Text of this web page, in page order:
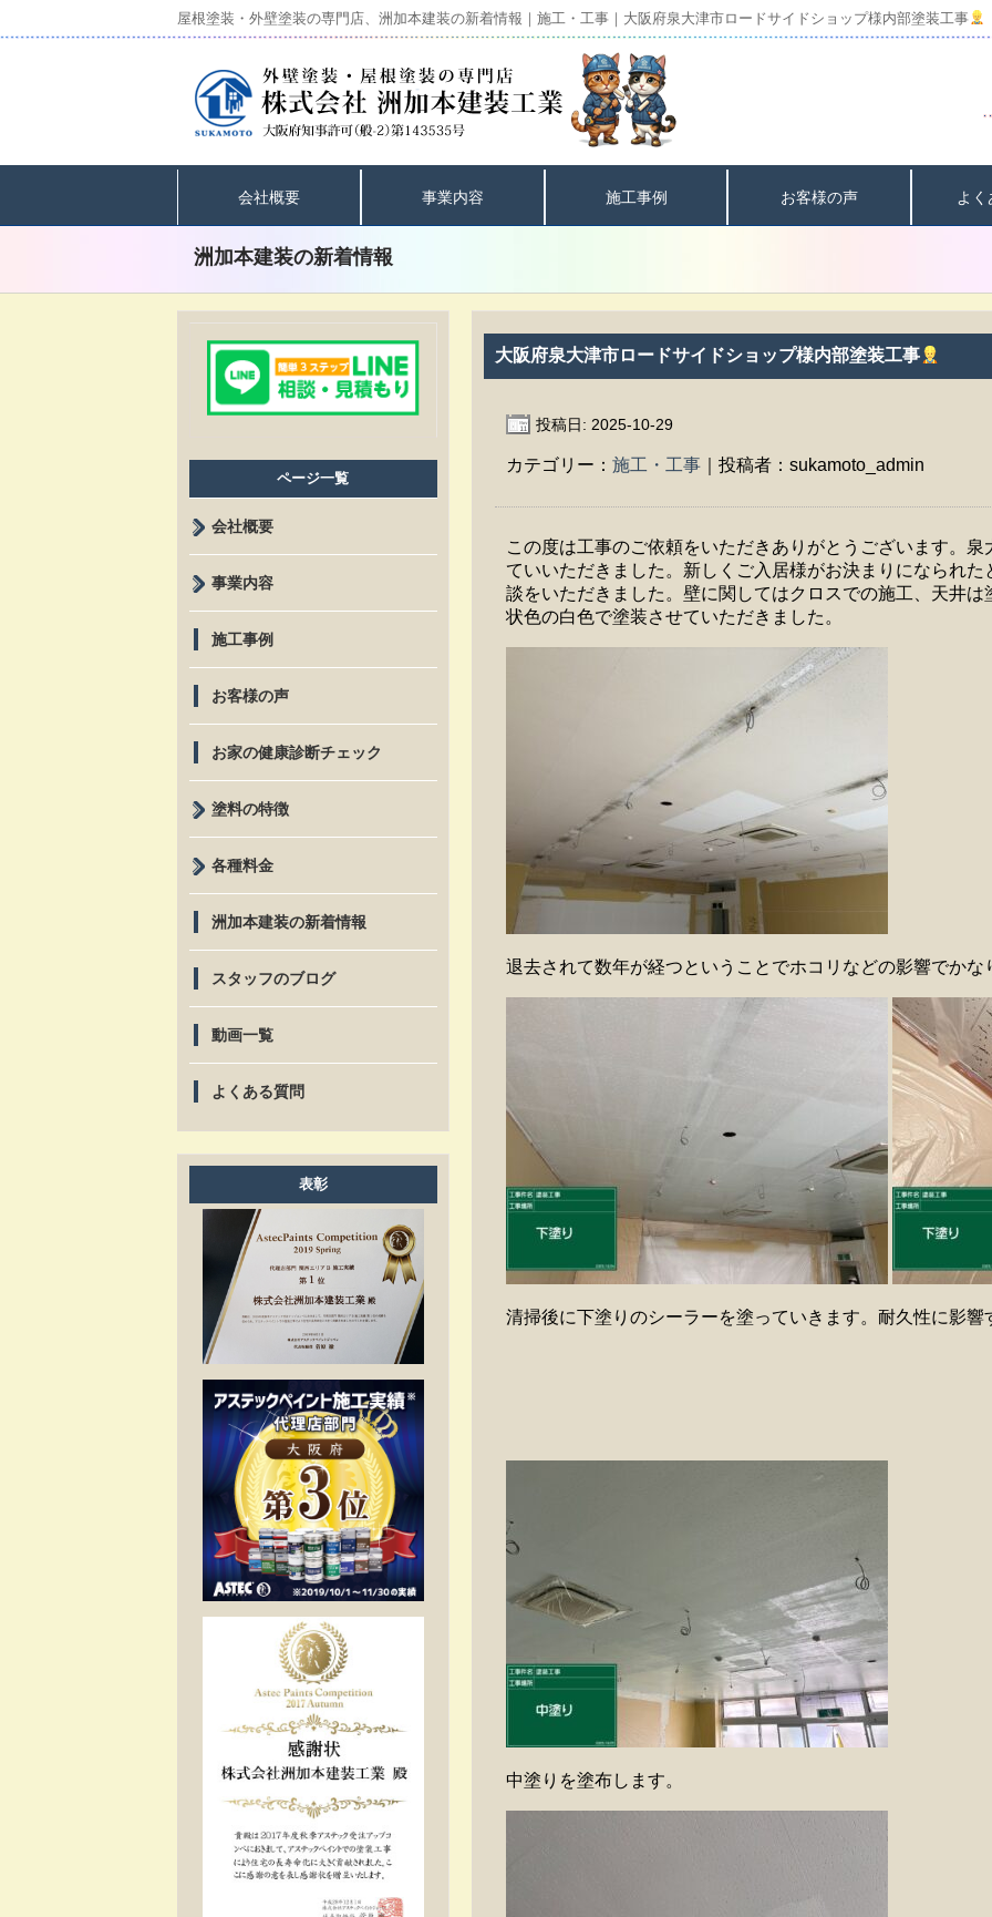
屋根塗装・外壁塗装の専門店、洲加本建装の新着情報｜施工・工事｜大阪府泉大津市ロードサイドショップ様内部塗装工事
会社概要 事業内容 施工事例 お客様の声 よく
洲加本建装の新着情報
大阪府泉大津市ロードサイドショップ様内部塗装工事
投稿日: 2025-10-29
カテゴリー：施工・工事 ｜投稿者：sukamoto_admin
この度は工事のご依頼をいただきありがとうございます。
ていいただきました。新しくご入居様がお決まりになられ
談をいただきました。壁に関してはクロスでの施工、天井
状色の白色で塗装させていただきました。
退去されて数年が経つということでホコリなどの影響でかな
清掃後に下塗りのシーラーを塗っていきます。耐久性に影響
中塗りを塗布します。
ページ一覧
会社概要
事業内容
施工事例
お客様の声
お家の健康診断チェック
塗料の特徴
各種料金
洲加本建装の新着情報
スタッフのブログ
動画一覧
よくある質問
表彰